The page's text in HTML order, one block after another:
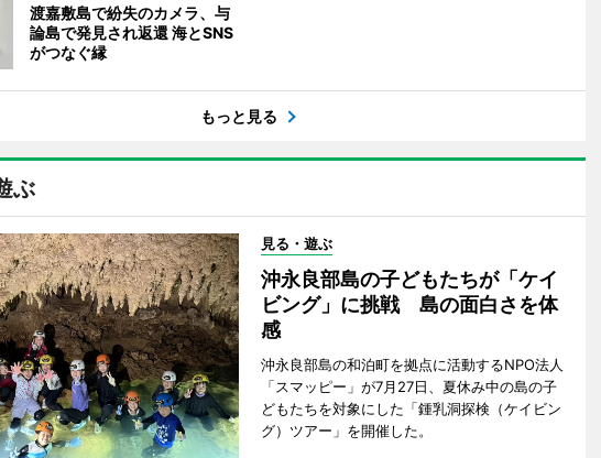
渡嘉敷島で紛失のカメラ、与
論島で発見され返還 海とSNS
がつなぐ縁
もっと見る
ぶ
見る・遊ぶ
沖永良部島の子どもたちが「ケイ
ビング」に挑戦 島の面白さを体
感
沖永良部島の和泊町を拠点に活動するNPO法人
「スマッピー」が7月27日、夏休み中の島の子
どもたちを対象にした「鍾乳洞探検（ケイビン
グ）ツアー」を開催した。